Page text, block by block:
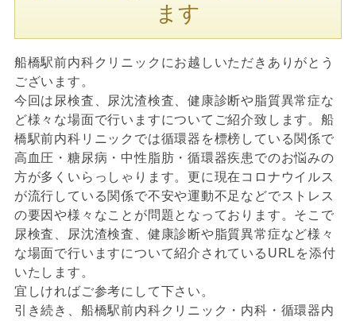
ます
船橋駅前内科クリニックにお越しいただきありがとう
ございます。
今回は尿検査、尿沈渣検査、健康診断や脂質異常症な
ど様々な場面で行いますについてご紹介致します。船
橋駅前内科リニックでは循環器を標榜している関係で
高血圧・糖尿病・中性脂肪・循環器疾患でのお悩みの
方が多くいらっしゃります。更に現在コロナウイルス
が流行している関係で不安や運動不足などでストレス
の要因や様々なことが問題となっております。そこで
尿検査、尿沈渣検査、健康診断や脂質異常症など様々
な場面で行いますについて紹介されているURLを添付
いたします。
宜しければご参考にして下さい。
引き続き、船橋駅前内科クリニック・内科・循環器内